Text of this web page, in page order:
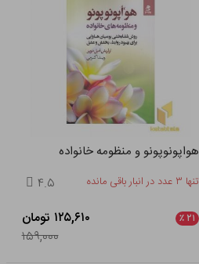
هواپونوپونو و منظومه خانواده
تنها ۳ عدد در انبار باقی مانده ۴.۵
۲۱ ٪
۱۲۵,۶۱۰ تومان
۱۵۹,۰۰۰